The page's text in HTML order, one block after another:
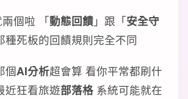
個啦 「動態回饋」跟「安全守
種死板的回饋規則完全不同
個AI分析超會算 看你平常都刷什
近狂看旅遊部落格 系統可能就在